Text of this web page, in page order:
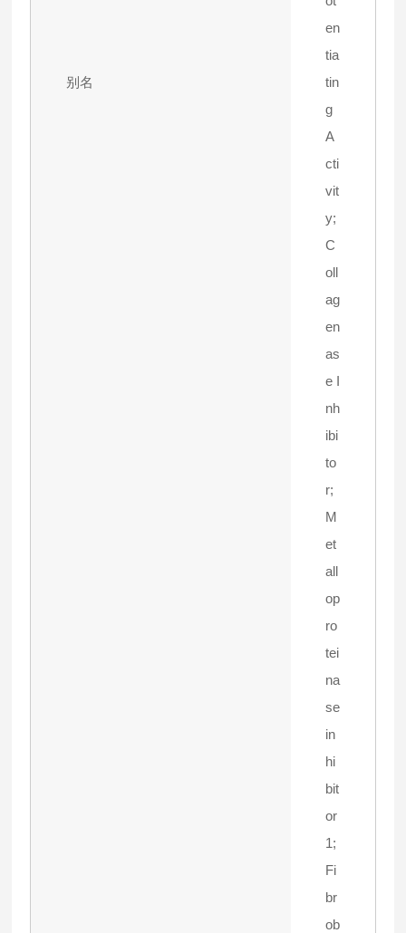
别名
en
tia
tin
g
A
cti
vit
y;
C
oll
ag
en
as
e I
nh
ibi
to
r;
M
et
all
op
ro
tei
na
se
in
hi
bit
or
1;
Fi
br
ob